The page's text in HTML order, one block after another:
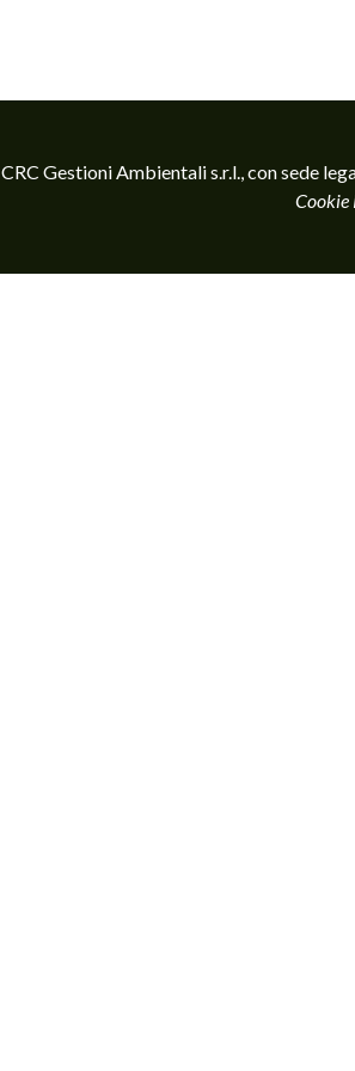
CRC Gestioni Ambientali s.r.l., con sede
Cookie